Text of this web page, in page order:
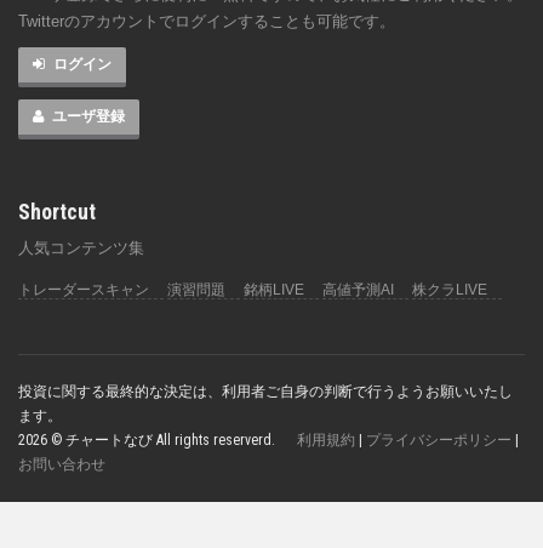
Twitterのアカウントでログインすることも可能です。
ログイン
ユーザ登録
Shortcut
人気コンテンツ集
トレーダースキャン 演習問題 銘柄LIVE 高値予測AI 株クラLIVE
投資に関する最終的な決定は、利用者ご自身の判断で行うようお願いいたし
ます。
2026 © チャートなび All rights reserverd. 利用規約 プライバシーポリシー
お問い合わせ